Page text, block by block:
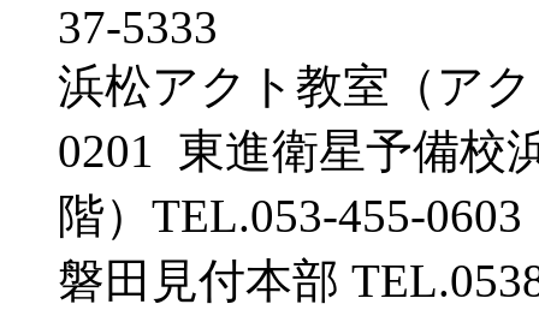
37-5333
浜松アクト教室（ア
0201 東進衛星予備校
階）TEL.053-455-0603
磐田見付本部